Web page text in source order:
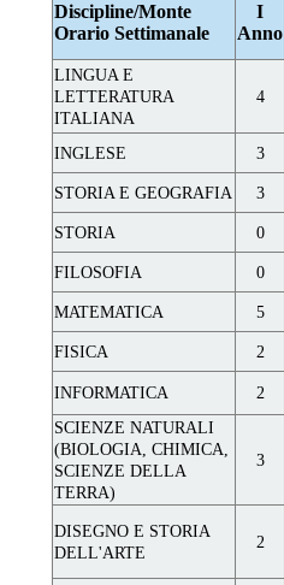
Discipline/Monte
Orario Settimanale
I
Anno
LINGUA E
LETTERATURA
ITALIANA
4
INGLESE 3
STORIA E GEOGRAFIA 3
STORIA 0
FILOSOFIA 0
MATEMATICA 5
FISICA 2
INFORMATICA 2
SCIENZE NATURALI
(BIOLOGIA, CHIMICA,
SCIENZE DELLA
TERRA)
3
DISEGNO E STORIA
DELL'ARTE
2